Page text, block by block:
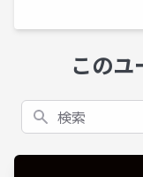
この
検索